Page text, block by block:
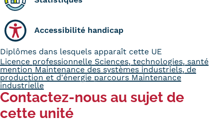
Accessibilité handicap
Diplômes dans lesquels apparaît cette UE
Licence professionnelle Sciences, technologies, santé
mention Maintenance des systèmes industriels, de
production et d'énergie parcours Maintenance
industrielle
Contactez-nous au sujet de
cette unité